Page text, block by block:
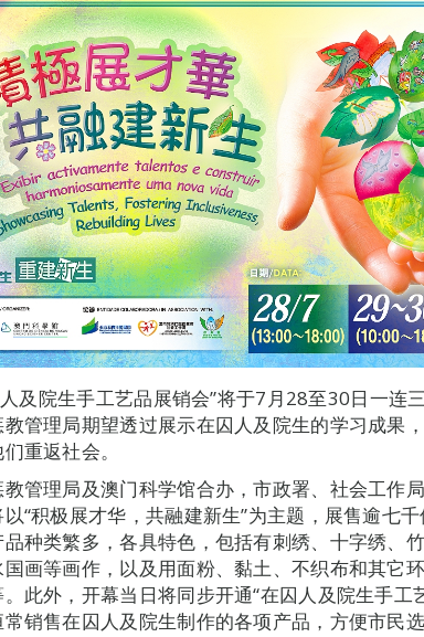
及院生手工艺品展销会”将于7月28至30日一连
管理局期望透过展示在囚人及院生的学习成果
重返社会。
教管理局及澳门科学馆合办，市政署、社会工作
“积极展才华，共融建新生”为主题，展售逾七
种类繁多，各具特色，包括有刺绣、十字绣、
画等画作，以及用面粉、黏土、不织布和其它
此外，开幕当日将同步开通“在囚人及院生手工
销售在囚人及院生制作的各项产品，方便市民